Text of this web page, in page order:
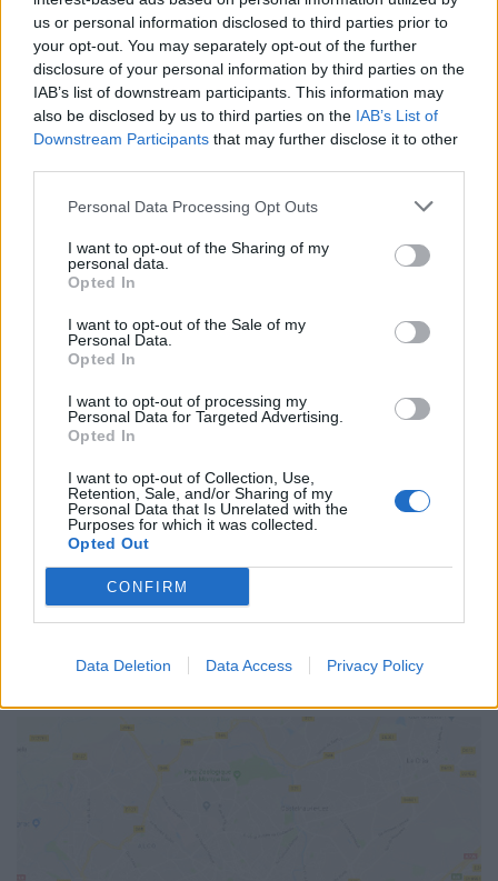
us or personal information disclosed to third parties prior to
your opt-out. You may separately opt-out of the further
disclosure of your personal information by third parties on the
IAB’s list of downstream participants. This information may
also be disclosed by us to third parties on the IAB’s List of
Downstream Participants that may further disclose it to other
Personal Data Processing Opt Outs
I want to opt-out of the Sharing of my
personal data.
Opted In
I want to opt-out of the Sale of my
Personal Data.
Opted In
I want to opt-out of processing my
Personal Data for Targeted Advertising.
Opted In
I want to opt-out of Collection, Use,
Retention, Sale, and/or Sharing of my
Personal Data that Is Unrelated with the
Purposes for which it was collected.
Opted Out
CONFIRM
Data Deletion Data Access Privacy Policy
cuisine zéro-déchets, local et éco-responsable.
Un programme sportif et instructif à ne pas
manquer !
Infos pratiques:
L'ensemble du programme et les liens d'inscription
retrouver sur lesite officiel de l'événement
INFORMATIONS PRATIQUES
Du 16 mars 2022 au 19 mars 2022
Sportive
13 Rue du Carré du Roi
34000 Montpellier
Gratuit
SITE OFFICIEL